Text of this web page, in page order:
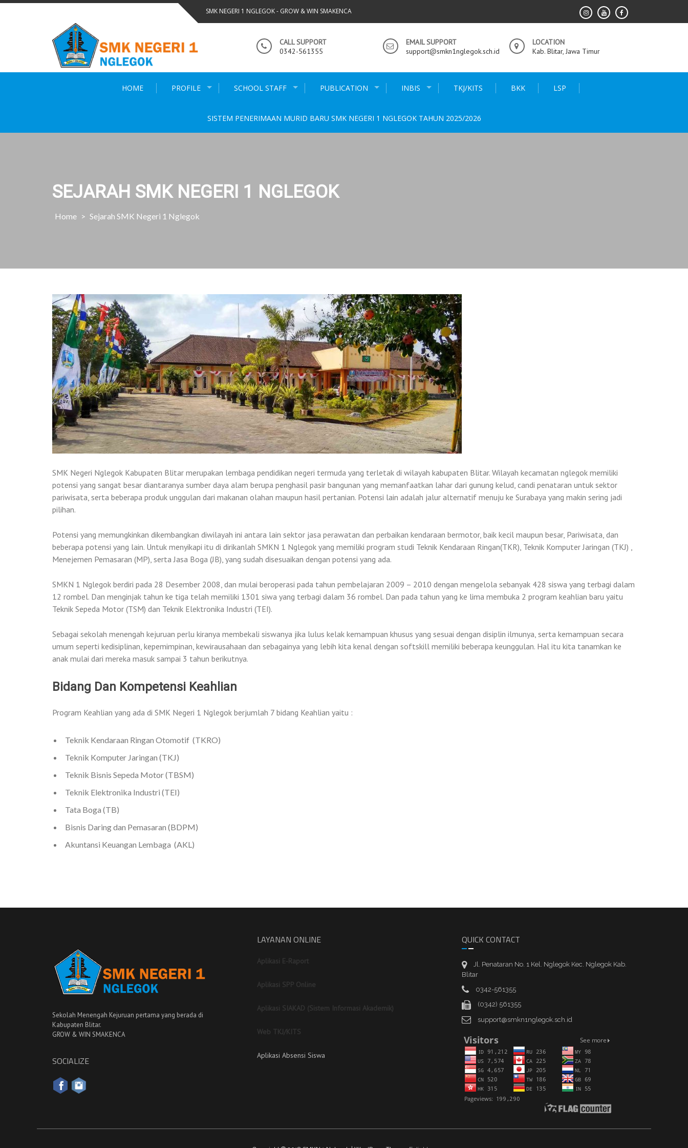
Skip
SMK NEGERI 1 NGLEGOK - GROW & WIN SMAKENCA
CALL SUPPORT
0342-561355
EMAIL SUPPORT
support@smkn1nglegok.sch.id
LOCATION
Kab. Blitar, Jawa Timur
HOME PROFILE SCHOOL STAFF PUBLICATION INBIS TKJ/KITS BKK LSP
SISTEM PENERIMAAN MURID BARU SMK NEGERI 1 NGLEGOK TAHUN 2025/2026
SEJARAH SMK NEGERI 1 NGLEGOK
Home > Sejarah SMK Negeri 1 Nglegok
SMK Negeri Nglegok Kabupaten Blitar merupakan lembaga pendidikan negeri termuda yang terletak di wilayah kabupaten Blitar. Wilayah kecamatan nglegok memiliki
potensi yang sangat besar diantaranya sumber daya alam berupa penghasil pasir bangunan yang memanfaatkan lahar dari gunung kelud, candi penataran untuk sektor
pariwisata, serta beberapa produk unggulan dari makanan olahan maupun hasil pertanian. Potensi lain adalah jalur alternatif menuju ke Surabaya yang makin sering jadi
pilihan.
Potensi yang memungkinkan dikembangkan diwilayah ini antara lain sektor jasa perawatan dan perbaikan kendaraan bermotor, baik kecil maupun besar, Pariwisata, dan
beberapa potensi yang lain. Untuk menyikapi itu di dirikanlah SMKN 1 Nglegok yang memiliki program studi Teknik Kendaraan Ringan(TKR), Teknik Komputer Jaringan (TKJ) ,
Menejemen Pemasaran (MP), serta Jasa Boga (JB), yang sudah disesuaikan dengan potensi yang ada.
SMKN 1 Nglegok berdiri pada 28 Desember 2008, dan mulai beroperasi pada tahun pembelajaran 2009 – 2010 dengan mengelola sebanyak 428 siswa yang terbagi dalam
12 rombel. Dan menginjak tahun ke tiga telah memiliki 1301 siwa yang terbagi dalam 36 rombel. Dan pada tahun yang ke lima membuka 2 program keahlian baru yaitu
Teknik Sepeda Motor (TSM) dan Teknik Elektronika Industri (TEI).
Sebagai sekolah menengah kejuruan perlu kiranya membekali siswanya jika lulus kelak kemampuan khusus yang sesuai dengan disiplin ilmunya, serta kemampuan secara
umum seperti kedisiplinan, kepemimpinan, kewirausahaan dan sebagainya yang lebih kita kenal dengan softskill memiliki beberapa keunggulan. Hal itu kita tanamkan ke
anak mulai dari mereka masuk sampai 3 tahun berikutnya.
Bidang Dan Kompetensi Keahlian
Program Keahlian yang ada di SMK Negeri 1 Nglegok berjumlah 7 bidang Keahlian yaitu :
Teknik Kendaraan Ringan Otomotif (TKRO)
Teknik Komputer Jaringan (TKJ)
Teknik Bisnis Sepeda Motor (TBSM)
Teknik Elektronika Industri (TEI)
Tata Boga (TB)
Bisnis Daring dan Pemasaran (BDPM)
Akuntansi Keuangan Lembaga (AKL)
Sekolah Menengah Kejuruan pertama yang berada di
Kabupaten Blitar.
GROW & WIN SMAKENCA
SOCIALIZE
LAYANAN ONLINE
Aplikasi E-Raport
Aplikasi SPP Online
Aplikasi SIAKAD (Sistem Informasi Akademik)
Web TKJ/KITS
Aplikasi Absensi Siswa
QUICK CONTACT
Jl. Penataran No. 1 Kel. Nglegok Kec. Nglegok Kab.
Blitar
0342-561355
(0342) 561355
support@smkn1nglegok.sch.id